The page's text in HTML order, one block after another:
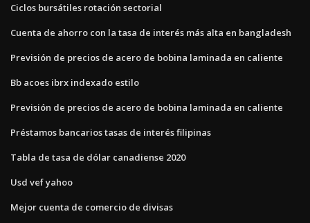
Ciclos bursátiles rotación sectorial
Cuenta de ahorro con la tasa de interés más alta en bangladesh
Previsión de precios de acero de bobina laminada en caliente
Bb acoes ibrx indexado estilo
Previsión de precios de acero de bobina laminada en caliente
Préstamos bancarios tasas de interés filipinas
Tabla de tasa de dólar canadiense 2020
Usd vef yahoo
Mejor cuenta de comercio de divisas